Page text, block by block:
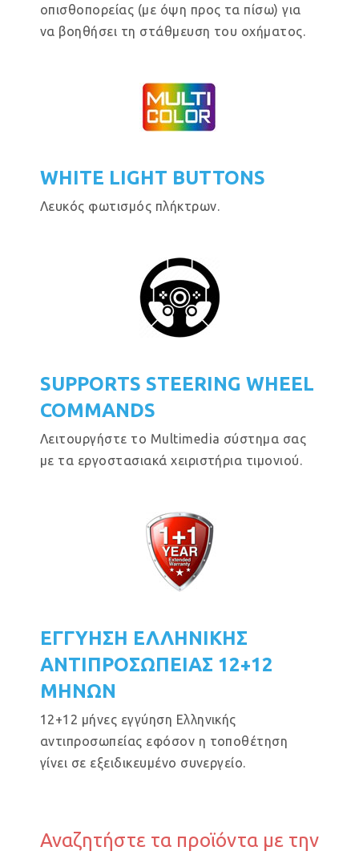
οπισθοπορείας (με όψη προς τα πίσω) για
να βοηθήσει τη στάθμευση του οχήματος.
WHITE LIGHT BUTTONS
Λευκός φωτισμός πλήκτρων.
SUPPORTS STEERING WHEEL
COMMANDS
Λειτουργήστε το Multimedia σύστημα σας
με τα εργοστασιακά χειριστήρια τιμονιού.
ΕΓΓΥΗΣΗ ΕΛΛΗΝΙΚΗΣ
ΑΝΤΙΠΡΟΣΩΠΕΙΑΣ 12+12
ΜΗΝΩΝ
12+12 μήνες εγγύηση Ελληνικής
αντιπροσωπείας εφόσον η τοποθέτηση
γίνει σε εξειδικευμένο συνεργείο.
Αναζητήστε τα προϊόντα με την